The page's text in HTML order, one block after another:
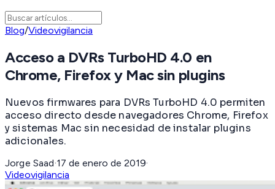
Blog/Videovigilancia
Acceso a DVRs TurboHD 4.0 en
Chrome, Firefox y Mac sin plugins
Nuevos firmwares para DVRs TurboHD 4.0 permiten
acceso directo desde navegadores Chrome, Firefox
y sistemas Mac sin necesidad de instalar plugins
adicionales.
Jorge Saad·17 de enero de 2019·
Videovigilancia